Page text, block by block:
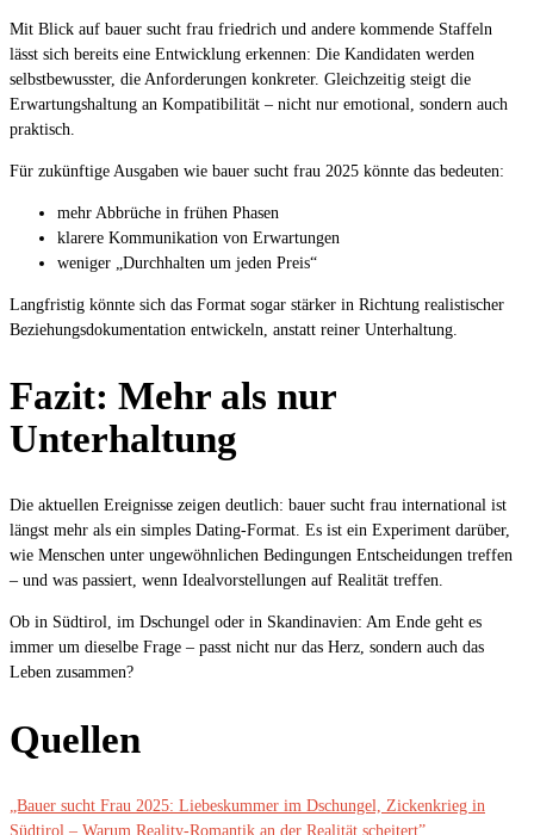
Mit Blick auf bauer sucht frau friedrich und andere kommende Staffeln
lässt sich bereits eine Entwicklung erkennen: Die Kandidaten werden
selbstbewusster, die Anforderungen konkreter. Gleichzeitig steigt die
Erwartungshaltung an Kompatibilität – nicht nur emotional, sondern auch
praktisch.
Für zukünftige Ausgaben wie bauer sucht frau 2025 könnte das bedeuten:
mehr Abbrüche in frühen Phasen
klarere Kommunikation von Erwartungen
weniger „Durchhalten um jeden Preis“
Langfristig könnte sich das Format sogar stärker in Richtung realistischer
Beziehungsdokumentation entwickeln, anstatt reiner Unterhaltung.
Fazit: Mehr als nur
Unterhaltung
Die aktuellen Ereignisse zeigen deutlich: bauer sucht frau international ist
längst mehr als ein simples Dating-Format. Es ist ein Experiment darüber,
wie Menschen unter ungewöhnlichen Bedingungen Entscheidungen treffen
– und was passiert, wenn Idealvorstellungen auf Realität treffen.
Ob in Südtirol, im Dschungel oder in Skandinavien: Am Ende geht es
immer um dieselbe Frage – passt nicht nur das Herz, sondern auch das
Leben zusammen?
Quellen
„Bauer sucht Frau 2025: Liebeskummer im Dschungel, Zickenkrieg in
Südtirol – Warum Reality-Romantik an der Realität scheitert”